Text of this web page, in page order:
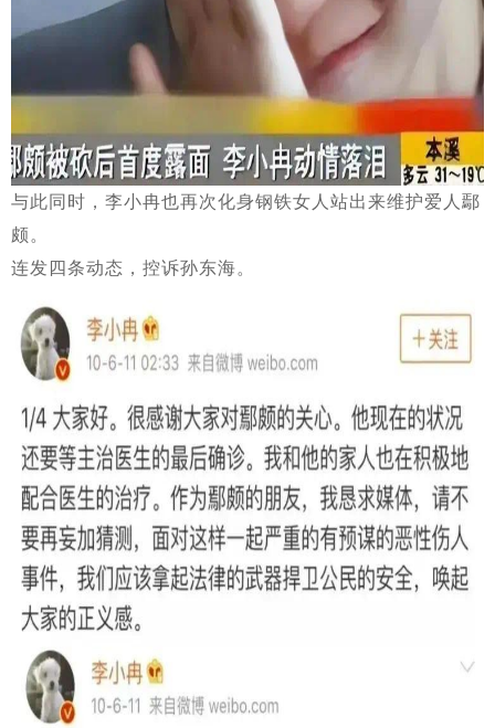
与此同时，李小冉也再次化身钢铁女人站出来维护爱人鄢
颇。
连发四条动态，控诉孙东海。